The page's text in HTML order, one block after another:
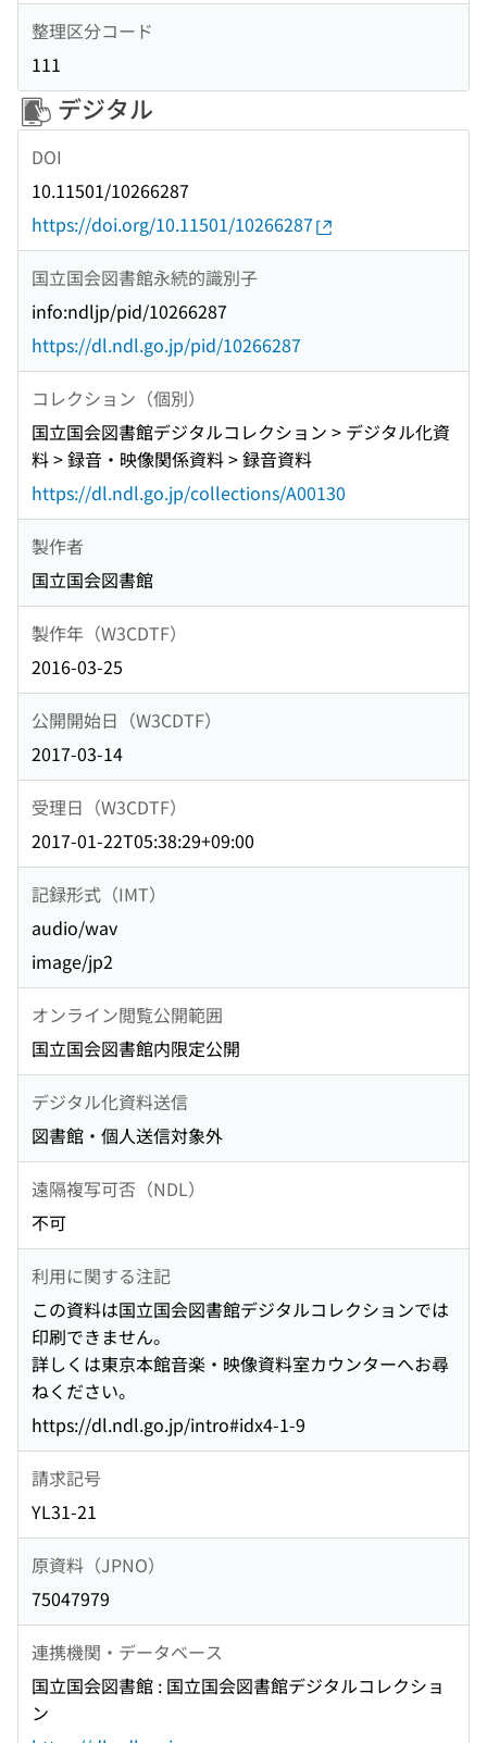
整理区分コード
111
デジタル
DOI
10.11501/10266287
https://doi.org/10.11501/10266287
国立国会図書館永続的識別子
info:ndljp/pid/10266287
https://dl.ndl.go.jp/pid/10266287
コレクション（個別）
国立国会図書館デジタルコレクション > デジタル化資
料 > 録音・映像関係資料 > 録音資料
https://dl.ndl.go.jp/collections/A00130
製作者
国立国会図書館
製作年（W3CDTF）
2016-03-25
公開開始日（W3CDTF）
2017-03-14
受理日（W3CDTF）
2017-01-22T05:38:29+09:00
記録形式（IMT）
audio/wav
image/jp2
オンライン閲覧公開範囲
国立国会図書館内限定公開
デジタル化資料送信
図書館・個人送信対象外
遠隔複写可否（NDL）
不可
利用に関する注記
この資料は国立国会図書館デジタルコレクションでは
印刷できません。
詳しくは東京本館音楽・映像資料室カウンターへお尋
ねください。
https://dl.ndl.go.jp/intro#idx4-1-9
請求記号
YL31-21
原資料（JPNO）
75047979
連携機関・データベース
国立国会図書館 : 国立国会図書館デジタルコレクショ
ン